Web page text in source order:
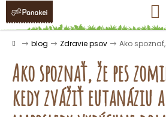
Prejsť
obsah
Domov
blog Zdravie psov Ako
Ako spoznať, že pes
kedy zvážiť eutanáziu
K
o Späť
Späť